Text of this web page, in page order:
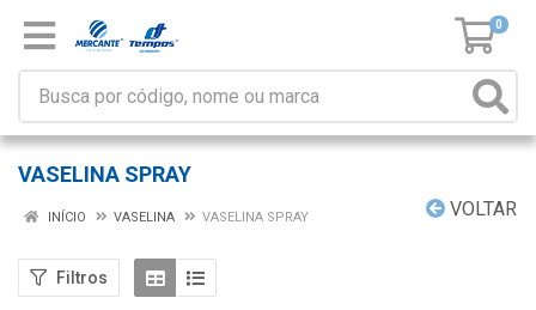
0
VASELINA SPRAY
VOLTAR
INÍCIO VASELINA VASELINA SPRAY
Filtros